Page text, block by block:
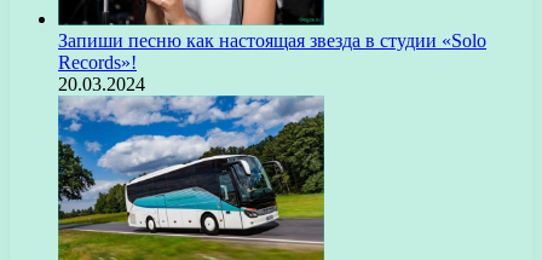
Запиши песню как настоящая звезда в студии «Solo
Records»!
20.03.2024